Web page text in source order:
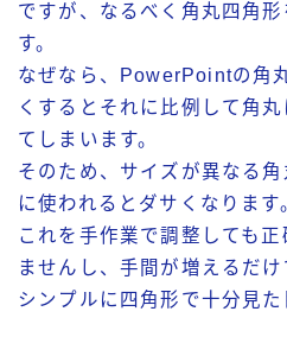
ですが、なるべく角丸四角
す。
なぜなら、PowerPointの角
くするとそれに比例して角
てしまいます。
そのため、 サイズが異なる
に使われるとダサくなります
これを手作業で調整しても
ませんし、手間が増えるだけ
シンプルに四角形で十分見た